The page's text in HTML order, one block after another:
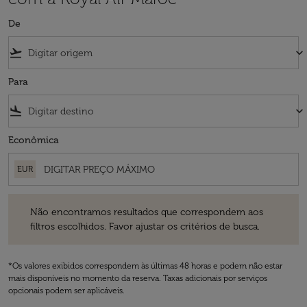
De
flight_takeoff keyboard_arrow_down
Para
flight_land keyboard_arrow_down
Econômica
EUR
Não encontramos resultados que correspondem aos
filtros escolhidos. Favor ajustar os critérios de busca.
*Os valores exibidos correspondem às últimas 48 horas e podem não estar
mais disponíveis no momento da reserva. Taxas adicionais por serviços
opcionais podem ser aplicáveis.